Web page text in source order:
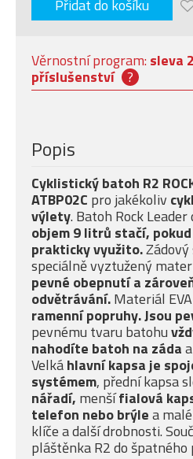
Přidat do košíku
Věrnostní program: sleva
příslušenství ?
Popis
Cyklistický batoh R2
ATBP02C pro jakékoliv
výlety. Batoh Rock Leader
objem 9 litrů stačí,
prakticky využito.Zádový
speciálně vyztužený
pevné obepnutí a
odvětrávání.Materiál
ramenní popruhy. Jsou
pevnému tvaru batohu
nahodíte batoh na záda
Velkáhlavní kapsa je
systémem, přední kapsa
nářadí, menšífialová
telefon nebo brýlea
klíče a další drobnosti.
pláštěnka R2 do špatného